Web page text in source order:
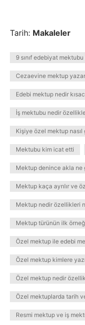
Tarih: Makaleler
9 sınıf edebiyat
Cezaevine mektup
Edebi mektup nedir
İş mektubu nedir
Kişiye özel mektup nasıl
Mektubu kim icat etti
Mektup denince akla ne
Mektup kaça ayrılır ve
Mektup nedir özellikleri
Mektup türünün ilk
Özel mektup ile edebi
Özel mektup kimlere
Özel mektup nedir
Özel mektuplarda tarih
Resmi mektup ve iş